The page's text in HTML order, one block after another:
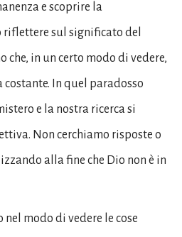
e scoprire la
sul significato del
che, in un certo modo di vedere,
costante. In quel paradosso
e la nostra ricerca si
Non cerchiamo risposte o
alla fine che Dio non è in
modo di vedere le cose